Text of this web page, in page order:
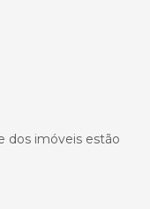
dos imóveis estão